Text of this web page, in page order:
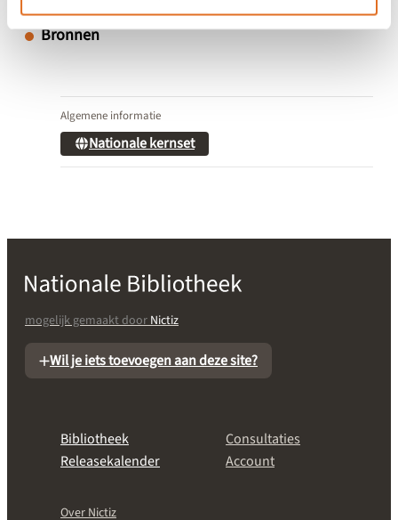
Bronnen
Algemene informatie
Nationale kernset
mogelijk gemaakt doorNictiz
Wil je iets toevoegen aan deze site?
Bibliotheek
Releasekalender
Consultaties
Account
Over Nictiz